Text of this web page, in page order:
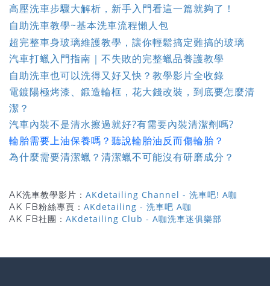
高壓洗車步驟大解析，新手入門看這一篇就夠了！
自助洗車教學~基本洗車流程懶人包
超完整車身玻璃維護教學，讓你輕鬆搞定難搞的玻璃
汽車打蠟入門指南｜不失敗的完整蠟品養護教學
自助洗車也可以洗得又好又快？教學影片全收錄
電鍍陽極烤漆、鍛造輪框，花大錢改裝，到底要怎麼清
潔？
汽車內裝不是清水擦過就好?有需要內裝清潔劑嗎?
輪胎需要上油保養嗎？聽說輪胎油反而傷輪胎？
為什麼需要清潔蠟？清潔蠟不可能沒有研磨成分？
AK洗車教學影片： AKdetailing Channel - 洗車吧! A咖
AK FB粉絲專頁： AKdetailing - 洗車吧 A咖
AK FB社團： AKdetailing Club - A咖洗車迷俱樂部